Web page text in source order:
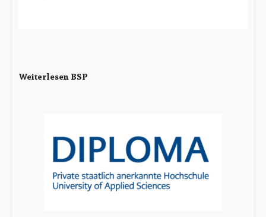
Weiterlesen BSP